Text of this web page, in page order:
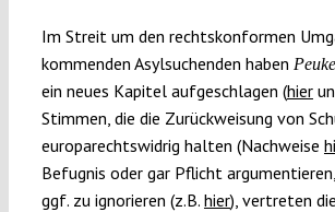
Im Streit um den rechtskonformen
kommenden Asylsuchenden haben
ein neues Kapitel aufgeschlagen (hier
Stimmen, die die Zurückweisung von
europarechtswidrig halten (Nachweise
Befugnis oder gar Pflicht
ggf. zu ignorieren (z.B. hier), vertreten